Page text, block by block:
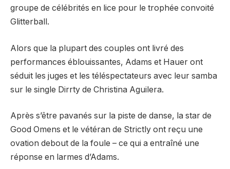
groupe de célébrités en lice pour le trophée convoité
Glitterball.
Alors que la plupart des couples ont livré des
performances éblouissantes, Adams et Hauer ont
séduit les juges et les téléspectateurs avec leur samba
sur le single Dirrty de Christina Aguilera.
Après s’être pavanés sur la piste de danse, la star de
Good Omens et le vétéran de Strictly ont reçu une
ovation debout de la foule – ce qui a entraîné une
réponse en larmes d’Adams.